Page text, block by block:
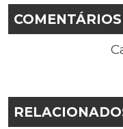
COMENTÁRIOS